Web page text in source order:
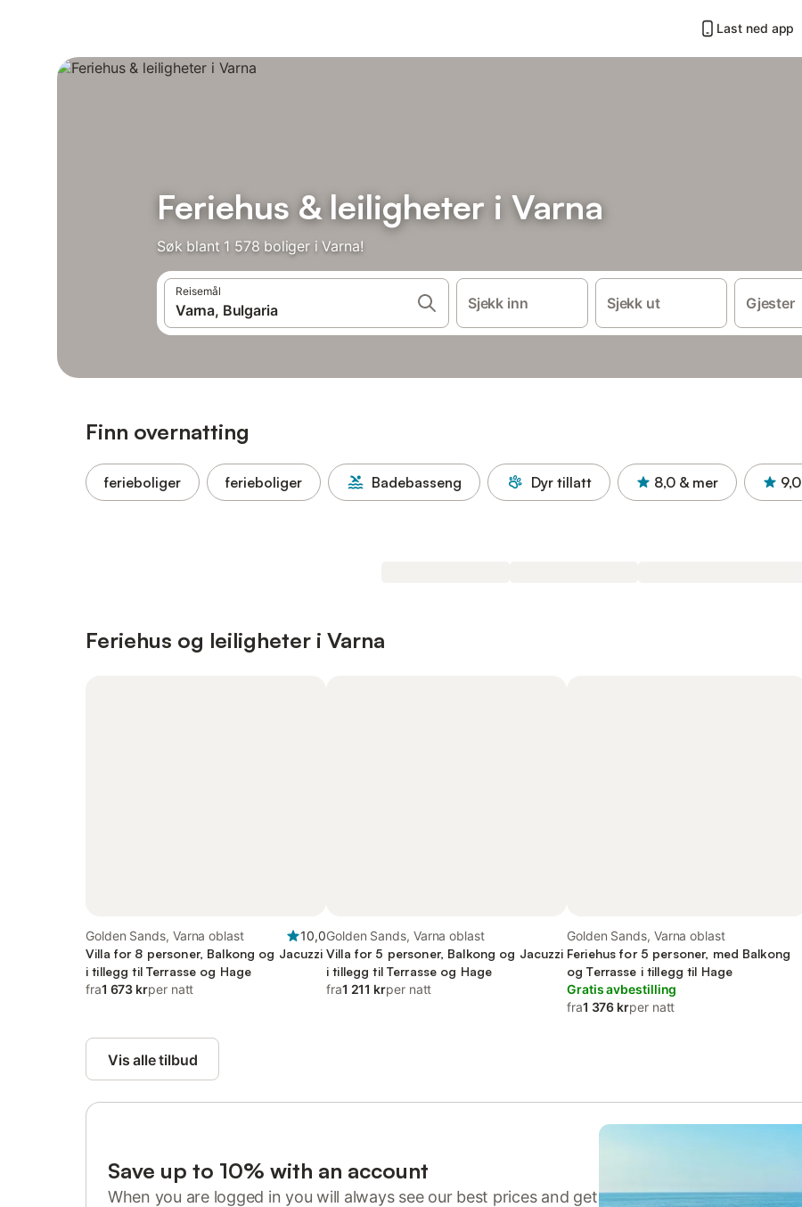
Last ned app
Feriehus & leiligheter i Varna
Søk blant 1 578 boliger i Varna!
Reisemål
Sjekk inn Sjekk ut Gjester
Finn overnatting
ferieboliger ferieboliger Badebasseng Dyr tillatt 8,0 & mer 9,0
Feriehus og leiligheter i Varna
Golden Sands, Varna oblast
10,0
Villa for 8 personer, Balkong og Jacuzzi
i tillegg til Terrasse og Hage
fra1 673 krper natt
Golden Sands, Varna oblast
Villa for 5 personer, Balkong og Jacuzzi
i tillegg til Terrasse og Hage
fra1 211 krper natt
Golden Sands, Varna oblast
Feriehus for 5 personer, med Balkong
og Terrasse i tillegg til Hage
Gratis avbestilling
fra1 376 krper natt
Vis alle tilbud
Save up to 10% with an account
When you are logged in you will always see our best prices and get